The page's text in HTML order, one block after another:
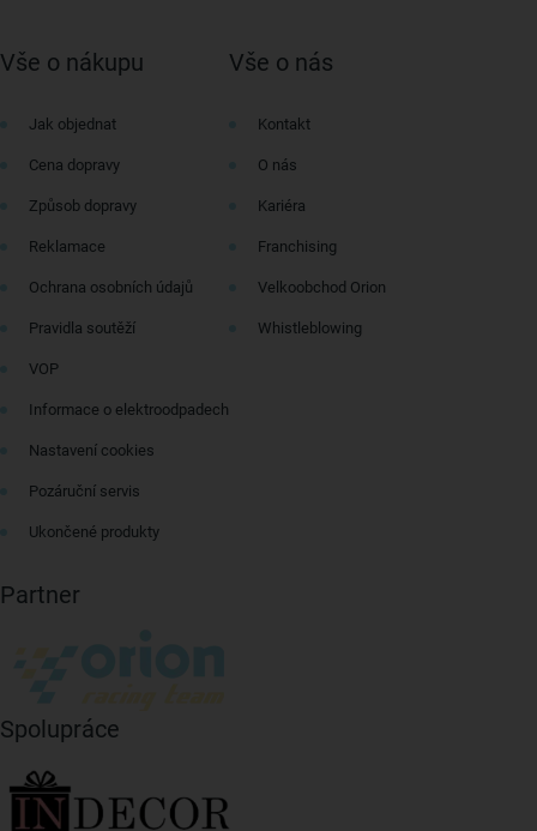
Vše o nákupu
Jak objednat
Cena dopravy
Způsob dopravy
Reklamace
Ochrana osobních údajů
Pravidla soutěží
VOP
Informace o elektroodpadech
Nastavení cookies
Pozáruční servis
Ukončené produkty
Vše o nás
Kontakt
O nás
Kariéra
Franchising
Velkoobchod Orion
Whistleblowing
Partner
Spolupráce